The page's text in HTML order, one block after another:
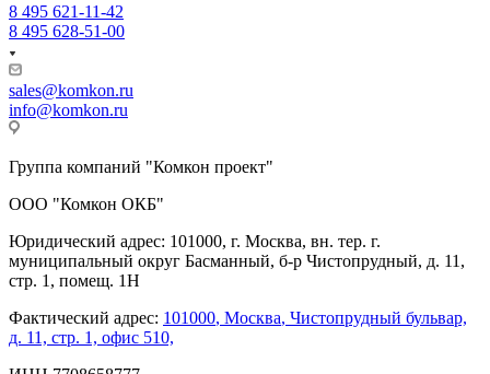
8 495 621-11-42
8 495 628-51-00
sales@komkon.ru
info@komkon.ru
Группа компаний "Комкон проект"
ООО "Комкон ОКБ"
Юридический адрес: 101000, г. Москва, вн. тер. г.
муниципальный округ Басманный, б-р Чистопрудный, д. 11,
стр. 1, помещ. 1Н
Фактический адрес: 101000, Москва, Чистопрудный бульвар,
д. 11, стр. 1, офис 510,